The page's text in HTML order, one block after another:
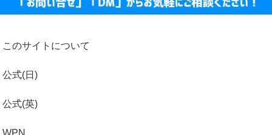
このサイトについて
公式(日)
公式(英)